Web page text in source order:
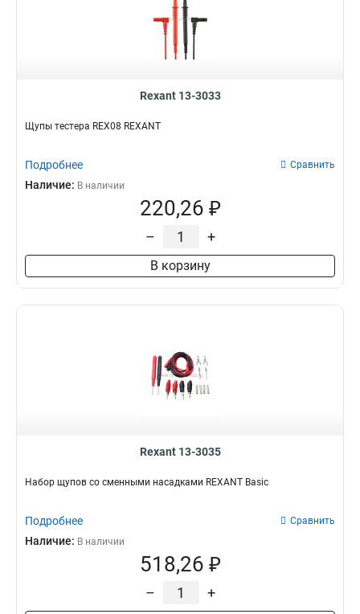
Rexant 13-3033
Щупы тестера REX08 REXANT
Подробнее Сравнить
Наличие: В наличии
220,26 ₽
– +
В корзину
Rexant 13-3035
Набор щупов со сменными насадками REXANT Basic
Подробнее Сравнить
Наличие: В наличии
518,26 ₽
– +